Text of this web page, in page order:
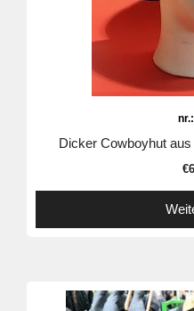
Dicker Cowboyhut
€